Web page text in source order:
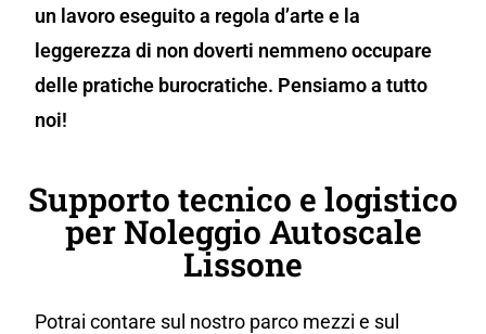
un lavoro eseguito a regola d’arte e la
leggerezza di non doverti nemmeno occupare
delle pratiche burocratiche. Pensiamo a tutto
noi!
Supporto tecnico e logistico
per Noleggio Autoscale
Lissone
Potrai contare sul nostro parco mezzi e sul